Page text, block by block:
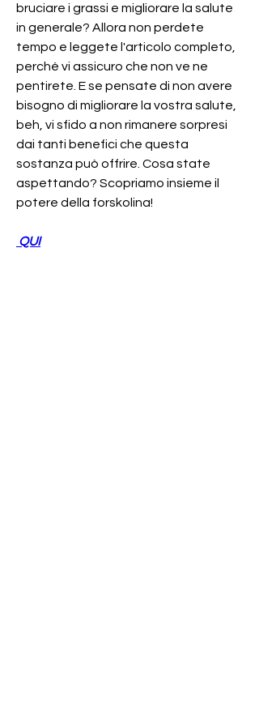
bruciare i grassi e migliorare la salute
in generale? Allora non perdete
tempo e leggete l'articolo completo,
perché vi assicuro che non ve ne
pentirete. E se pensate di non avere
bisogno di migliorare la vostra salute,
beh, vi sfido a non rimanere sorpresi
dai tanti benefici che questa
sostanza può offrire. Cosa state
aspettando? Scopriamo insieme il
potere della forskolina!
QUI